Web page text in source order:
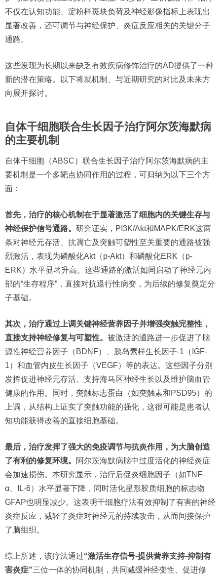
不仅在认知功能、淀粉样斑块负荷及神经影像指标上表现出
显著改善，还可调节与神经保护、炎症反应相关的关键分子
通路。
这些发现为长期以来缺乏有效疾病修饰治疗的AD提供了一种
新的潜在策略。以下将就机制、与近期研究的对比及未来方
向展开探讨。
自体干细胞联合生长因子治疗阿尔茨海默病
的主要机制
自体干细胞（ABSC）联合生长因子治疗阿尔茨海默病的主
要机制是一个多靶点协同作用的过程，可归纳为以下三个方
面：
首先，治疗的核心机制在于显著激活了细胞内的关键生存与
神经保护信号通路。 研究证实，PI3K/Akt和MAPK/ERK这两
条对神经元存活、抗凋亡及突触可塑性至关重要的通路被强
烈激活，表现为磷酸化Akt（p-Akt）和磷酸化ERK（p-
ERK）水平显著升高。这些通路的激活如同启动了神经元内
部的“生存程序”，直接对抗退行性病变，为后续的修复奠定分
子基础。
其次，治疗通过上调关键神经营养因子并增强突触完整性，
直接支持神经修复与可塑性。 被激活的通路进一步促进了脑
源性神经营养因子（BDNF）、胰岛素样生长因子-1（IGF-
1）和血管内皮生长因子（VEGF）等的表达。这些因子分别
发挥促进神经元存活、支持海马区神经生长以及维护脑血管
健康的作用。同时，突触标志蛋白（如突触素和PSD95）的
上调，从结构上证实了突触功能的强化，这很可能是患者认
知功能获得改善的直接细胞基础。
最后，治疗发挥了强大的免疫调节与抗炎作用，为大脑创造
了有利的修复环境。
阿尔茨海默病脑中过度活化的神经炎症
会加速损伤。本研究显示，治疗后促炎细胞因子（如TNF-
α、IL-6）水平显著下降，同时活化星形胶质细胞的标志物
GFAP也明显减少。这表明干细胞疗法有效抑制了有害的神经
炎症反应，减轻了炎症对神经元的持续攻击，从而间接保护
了脑组织。
综上所述，该疗法通过“激活生存信号-提供营养支持-抑制有
害炎症”三位一体的协同机制，共同减缓神经变性、促进修